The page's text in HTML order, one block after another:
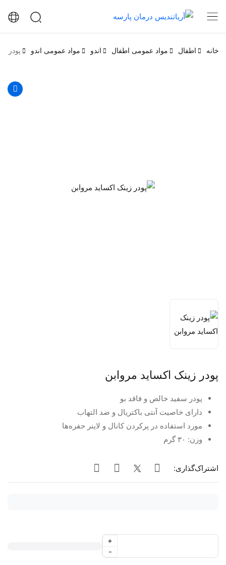
خانه اطفال مواد عمومی اطفال اندو مواد عمومی اندو پودر
پودر زینک اکساید مروابن
پودر سفید خالص و فاقد بو
دارای خاصیت آنتی باکتریال و ضد التهاب
مورد استفاده در پرکردن کانال و لاینر حفره‌ها
وزن: ۳۰ گرم
اشتراک‌گذاری:
-
+